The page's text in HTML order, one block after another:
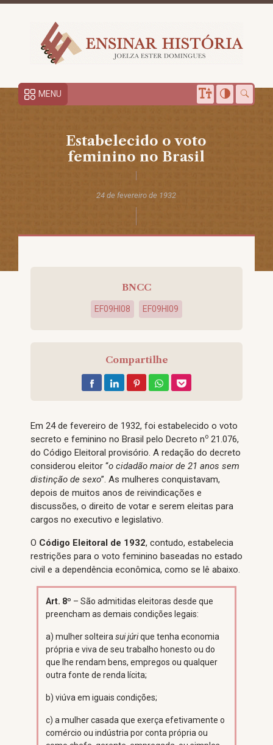
MENU
Estabelecido o voto
feminino no Brasil
24 de fevereiro de 1932
BNCC
EF09HI08 EF09HI09
Compartilhe
Em 24 de fevereiro de 1932, foi estabelecido o voto
secreto e feminino no Brasil pelo Decreto no 21.076,
do Código Eleitoral provisório. A redação do decreto
considerou eleitor “o cidadão maior de 21 anos sem
distinção de sexo”. As mulheres conquistavam,
depois de muitos anos de reivindicações e
discussões, o direito de votar e serem eleitas para
cargos no executivo e legislativo.
O Código Eleitoral de 1932, contudo, estabelecia
restrições para o voto feminino baseadas no estado
civil e a dependência econômica, como se lê abaixo.
Art. 8º – São admitidas eleitoras desde que
preencham as demais condições legais:
a) mulher solteira sui júrique tenha economia
própria e viva de seu trabalho honesto ou do
que lhe rendam bens, empregos ou qualquer
outra fonte de renda lícita;
b) viúva em iguais condições;
c) a mulher casada que exerça efetivamente o
comércio ou indústria por conta própria ou